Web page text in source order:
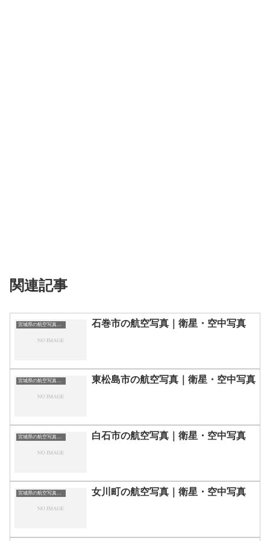
関連記事
宮城県の航空写真・空中写真 石巻市の航空写真｜衛星・空中写真
宮城県の航空写真・空中写真 東松島市の航空写真｜衛星・空中写真
宮城県の航空写真・空中写真 白石市の航空写真｜衛星・空中写真
宮城県の航空写真・空中写真 女川町の航空写真｜衛星・空中写真